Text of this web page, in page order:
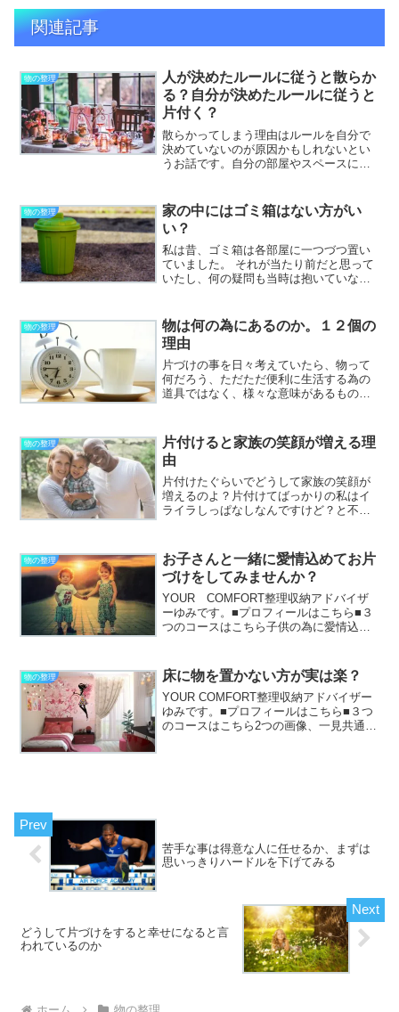
関連記事
物の整理
人が決めたルールに従うと散らか
る？自分が決めたルールに従うと
片付く？
散らかってしまう理由はルールを自分で
決めていないのが原因かもしれないとい
うお話です。自分の部屋やスペースに
な数の物が紛れ込んでいたりしません
か？そして自分以外の家族の誰か...
物の整理
家の中にはゴミ箱はない方がい
い？
私は昔、ゴミ箱は各部屋に一つづつ置い
ていました。 それが当たり前だと思って
いたし、何の疑問も当時は抱いていなか
う思った事はありませんか？ゴミ集めは
大変・・・客観的に見て...
物の整理
物は何の為にあるのか。１２個の
理由
片づけの事を日々考えていたら、物って
何だろう、ただただ便利に生活する為の
道具ではなく、様々な意味があるものな
にする為ですよね。これは勝手な想像で
すが、最初の物っておそら...
物の整理
片付けると家族の笑顔が増える理
由
片付けたぐらいでどうして家族の笑顔が
増えるのよ？片付けてばっかりの私はイ
ライラしっぱなしなんですけど？と不思
付かないどころか散らかっていくような
気がする・・・どんどん家...
物の整理
お子さんと一緒に愛情込めてお片
づけをしてみませんか？
YOUR COMFORT整理収納アドバイザ
ーゆみです。■プロフィールはこちら■３
つのコースはこちら子供の為に愛情込め
められたりしないように周りの子が持っ
ているものは持た...
物の整理 床に物を置かない方が実は楽？
YOUR COMFORT整理収納アドバイザー
ゆみです。■プロフィールはこちら■３つ
のコースはこちら2つの画像、一見共通点
苦手な事は得意な人に任せるか、まずは
思いっきりハードルを下げてみる
どうして片づけをすると幸せになると言
われているのか